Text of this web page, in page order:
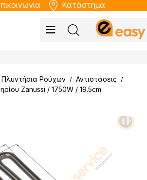
Κατάστημα
Πλυντήρια Ρούχων / Αντιστάσεις /
Zanussi / 1750W / 19.5cm